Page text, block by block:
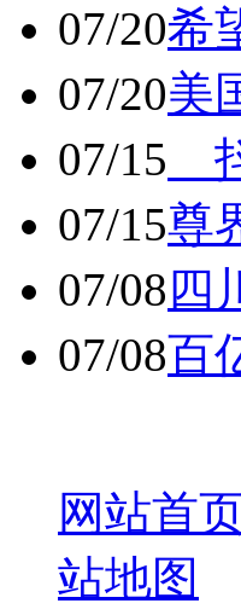
07/20希
07/20美
07/15
07/15尊
07/08 四
07/08百
网站首
站地图